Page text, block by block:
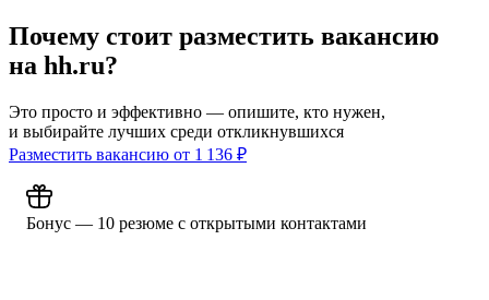
Почему стоит разместить вакансию
на hh.ru?
Это просто и эффективно — опишите, кто нужен,
и выбирайте лучших среди откликнувшихся
Разместить вакансию от 1 136 ₽
Бонус — 10 резюме с открытыми контактами